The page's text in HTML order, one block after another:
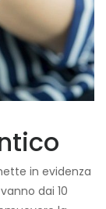
in evidenza
dai 10